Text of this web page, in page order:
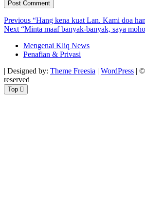
Post
navigation
Previous Previous
post:
“Hang kena kuat Lan. Kami doa
Next Next
“Minta maaf banyak-banyak, saya
Mengenai Kliq News
Penafian & Privasi
| Designed by: Theme Freesia | WordPress |
reserved
Top